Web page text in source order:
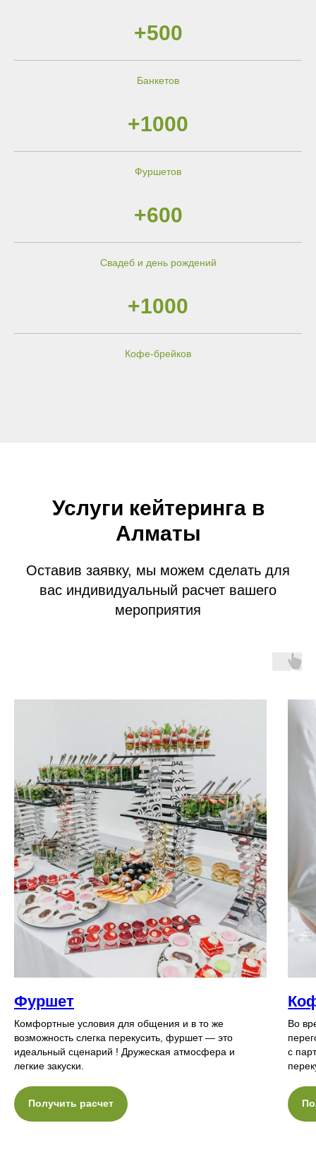
+500
Банкетов
+1000
Фуршетов
+600
Свадеб и день рождений
+1000
Кофе-брейков
Услуги кейтеринга в
Алматы
Оставив заявку, мы можем сделать для
вас индивидуальный расчет вашего
мероприятия
Фуршет
Комфортные условия для общения и в то же
возможность слегка перекусить, фуршет — это
идеальный сценарий ! Дружеская атмосфера и
легкие закуски.
Получить расчет
Во
с